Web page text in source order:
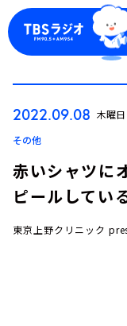
2022.09.08 木曜日
その他
赤いシャツに
ピールしてい
東京上野クリニック